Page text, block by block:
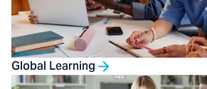
Global Learning